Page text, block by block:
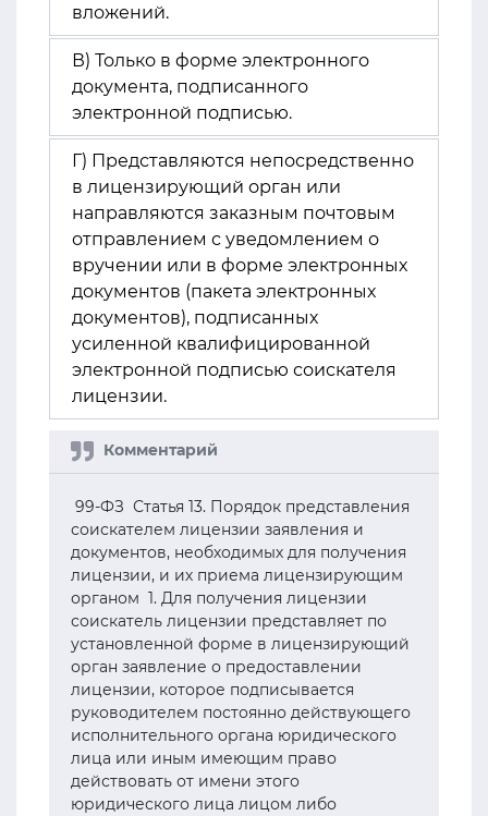
вложений.
В) Только в форме электронного
документа, подписанного
электронной подписью.
Г) Представляются непосредственно
в лицензирующий орган или
направляются заказным почтовым
отправлением с уведомлением о
вручении или в форме электронных
документов (пакета электронных
документов), подписанных
усиленной квалифицированной
электронной подписью соискателя
лицензии.
99-ФЗ Статья 13. Порядок представления
соискателем лицензии заявления и
документов, необходимых для получения
лицензии, и их приема лицензирующим
органом 1. Для получения лицензии
соискатель лицензии представляет по
установленной форме в лицензирующий
орган заявление о предоставлении
лицензии, которое подписывается
руководителем постоянно действующего
исполнительного органа юридического
лица или иным имеющим право
действовать от имени этого
юридического лица лицом либо